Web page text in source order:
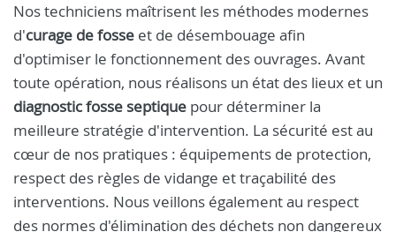
Nos techniciens maîtrisent les méthodes modernes
d'curage de fosse et de désembouage afin
d'optimiser le fonctionnement des ouvrages. Avant
toute opération, nous réalisons un état des lieux et un
diagnostic fosse septique pour déterminer la
meilleure stratégie d'intervention. La sécurité est au
cœur de nos pratiques : équipements de protection,
respect des règles de vidange et traçabilité des
interventions. Nous veillons également au respect
des normes d'élimination des déchets non dangereux